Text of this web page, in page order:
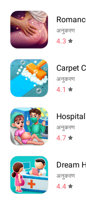
अनुकरण
4.3
Carpet
अनुकरण
4.1
अनुकरण
4.7
Dream
अनुकरण
4.4